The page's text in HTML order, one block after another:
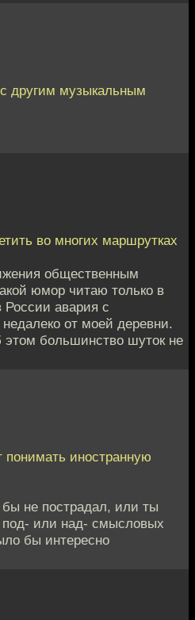
другим музыкальным
во многих маршрутках
общественным
юмор читаю только в
авария с
от моей деревни.
большинство шуток не
понимать иностранную
не пострадал, или ты
под- или над- смысловых
бы интересно